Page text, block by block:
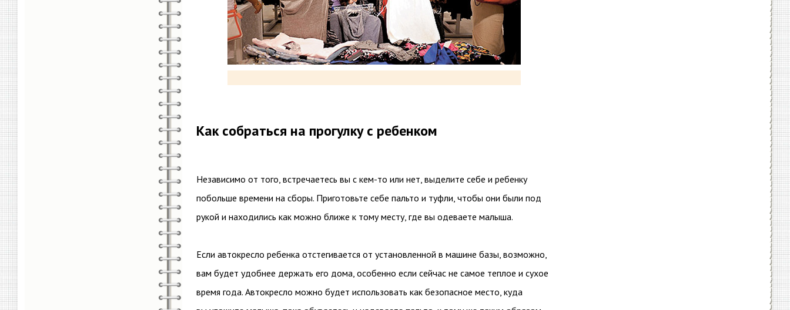
Как собраться на прогулку с ребенком
Независимо от того, встречаетесь вы с кем-то или нет, выделите себе и ребенку
побольше времени на сборы. Приготовьте себе пальто и туфли, чтобы они были под
рукой и находились как можно ближе к тому месту, где вы одеваете малыша.
Если автокресло ребенка отстегивается от установленной в машине базы, возможно,
вам будет удобнее держать его дома, особенно если сейчас не самое теплое и сухое
время года. Автокресло можно будет использовать как безопасное место, куда